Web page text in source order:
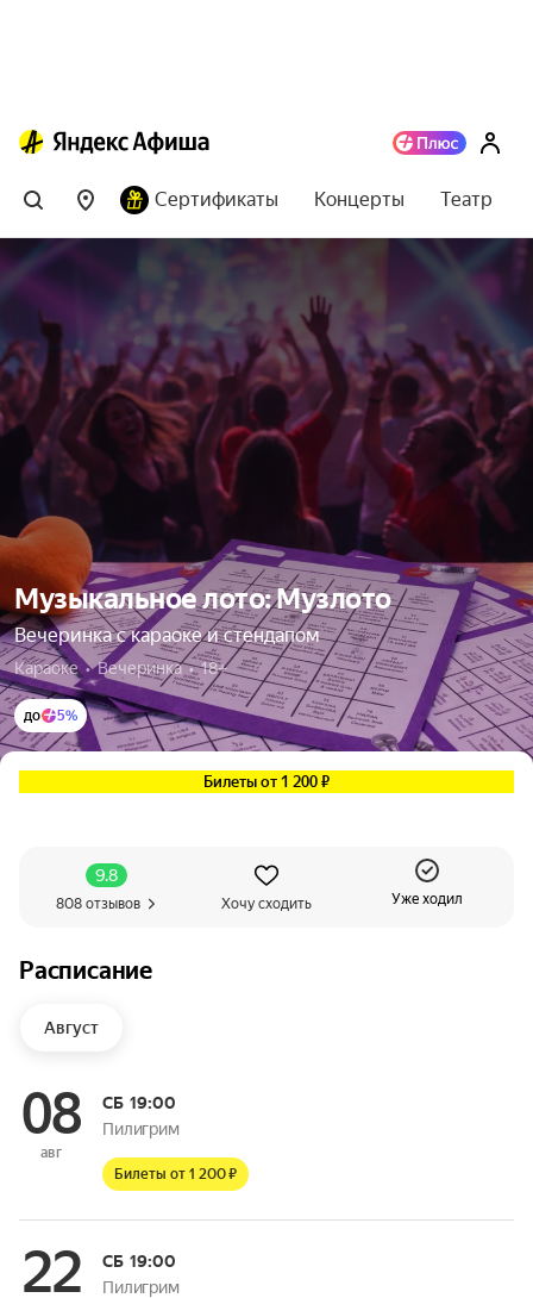
Сертификаты Концерты Театр
Музыкальное лото: Музлото
Вечеринка с караоке и стендапом
Караоке  •  Вечеринка  •  18+
до 5%
Билеты от 1 200 ₽
9.8
808 отзывов Хочу сходить Уже ходил
Расписание
Август
08
авг
СБ19:00
Пилигрим
Билеты от 1 200 ₽
22 СБ19:00
Пилигрим